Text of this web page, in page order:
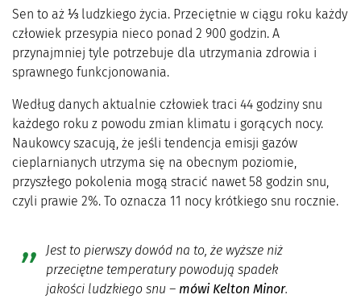
Sen to aż ⅓ ludzkiego życia. Przeciętnie w ciągu roku każdy
człowiek przesypia nieco ponad 2 900 godzin. A
przynajmniej tyle potrzebuje dla utrzymania zdrowia i
sprawnego funkcjonowania.
Według danych aktualnie człowiek traci 44 godziny snu
każdego roku z powodu zmian klimatu i gorących nocy.
Naukowcy szacują, że jeśli tendencja emisji gazów
cieplarnianych utrzyma się na obecnym poziomie,
przyszłego pokolenia mogą stracić nawet 58 godzin snu,
czyli prawie 2%. To oznacza 11 nocy krótkiego snu rocznie.
Jest to pierwszy dowód na to, że wyższe niż
przeciętne temperatury powodują spadek
jakości ludzkiego snu – mówi Kelton Minor.